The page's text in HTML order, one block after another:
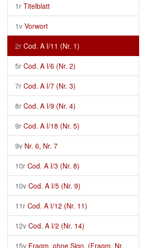
1r Titelblatt
1v Vorwort
2r Cod. A I/11 (Nr. 1)
5r Cod. A I/6 (Nr. 2)
7r Cod. A I/7 (Nr. 3)
8r Cod. A I/9 (Nr. 4)
9r Cod. A I/18 (Nr. 5)
9v Nr. 6, Nr. 7
10r Cod. A I/3 (Nr. 8)
10v Cod. A I/5 (Nr. 9)
11r Cod. A I/12 (Nr. 11)
12v Cod. A I/2 (Nr. 14)
15v Fragm. ohne Sign. (Fragm. Nr.